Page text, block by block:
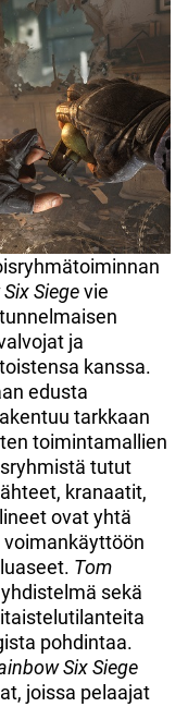
Siegevie
ja
kanssa.
edusta
tarkkaan
toimintamallien
tutut
kranaatit,
ovat yhtä
Tom
sekä
pohdintaa.
Six Siege
joissa pelaajat